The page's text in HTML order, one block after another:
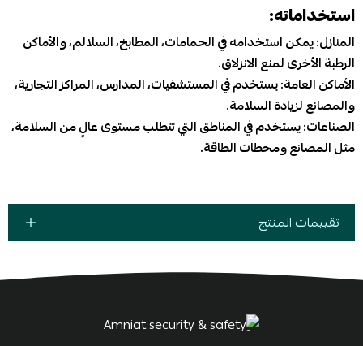
استخداماته:
المنازل: يمكن استخدامه في الحمامات، المطابخ، السلالم، والأماكن
الرطبة الأخرى لمنع الانزلاق.
الأماكن العامة: يستخدم في المستشفيات، المدارس، المراكز التجارية،
والمصانع لزيادة السلامة.
الصناعات: يستخدم في المناطق التي تتطلب مستوى عالٍ من السلامة،
مثل المصانع ومحطات الطاقة.
تقييمات المنتج